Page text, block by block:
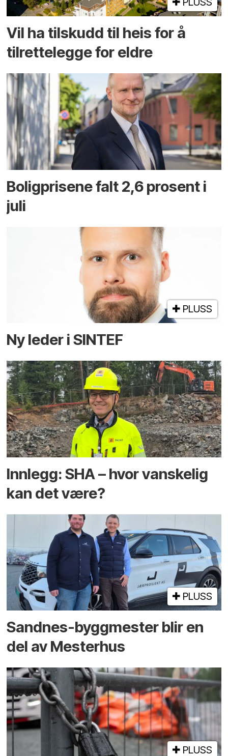
Vil ha tilskudd til heis for å
tilrettelegge for eldre
Boligprisene falt 2,6 prosent i
juli
PLUSS
Ny leder i SINTEF
Innlegg: SHA – hvor vanskelig
kan det være?
PLUSS
Sandnes-byggmester blir en
del av Mesterhus
PLUSS